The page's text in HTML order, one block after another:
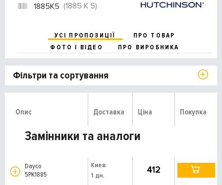
1885K5 (1885 K 5)
УСІ ПРОПОЗИЦІЇ
ПРО ТОВАР
ФОТО І ВІДЕО
ПРО ВИРОБНИКА
Фільтри та сортування
Опис Доставка Ціна Покупка
Замінники та аналоги
Dayco
5PK1885
Киев
1 дн.
412